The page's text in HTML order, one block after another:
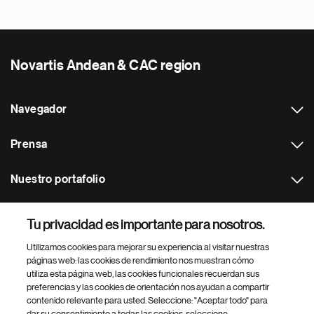
Novartis Andean & CAC region
Navegador
Prensa
Nuestro portafolio
Footer Site Search
Tu privacidad es importante para nosotros.
Utilizamos cookies para mejorar su experiencia al visitar nuestras
páginas web: las cookies de rendimiento nos muestran cómo
utiliza esta página web, las cookies funcionales recuerdan sus
preferencias y las cookies de orientación nos ayudan a compartir
contenido relevante para usted. Seleccione: "Aceptar todo" para